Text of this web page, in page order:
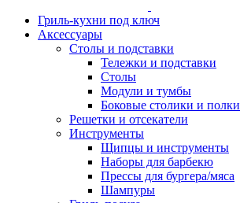
Гриль-кухни под ключ
Аксессуары
Столы и подставки
Тележки и подставки
Столы
Модули и тумбы
Боковые столики и полки
Решетки и отсекатели
Инструменты
Щипцы и инструменты
Наборы для барбекю
Прессы для бургера/мяса
Шампуры